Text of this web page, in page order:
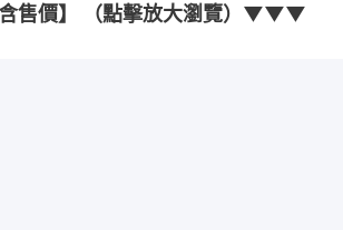
售價】 （點擊放大瀏覽）▼▼▼